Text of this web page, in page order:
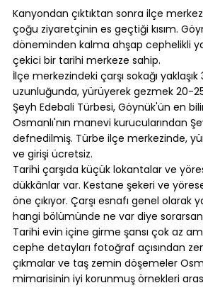
Kanyondan çıktıktan sonra ilçe
çoğu ziyaretçinin es geçtiği kısım.
döneminden kalma ahşap cephelikli
çekici bir tarihi merkeze sahip.
İlçe merkezindeki çarşı sokağı
uzunluğunda, yürüyerek gezmek 20-
Şeyh Edebali Türbesi, Göynük'ün en
Osmanlı'nın manevi kurucularından
defnedilmiş. Türbe ilçe merkezinde,
ve girişi ücretsiz.
Tarihi çarşıda küçük lokantalar ve
dükkânlar var. Kestane şekeri ve
öne çıkıyor. Çarşı esnafı genel olarak
hangi bölümünde ne var diye
Tarihi evin içine girme şansı çok az
cephe detayları fotoğraf açısından
çıkmalar ve taş zemin döşemeler
mimarisinin iyi korunmuş örnekleri